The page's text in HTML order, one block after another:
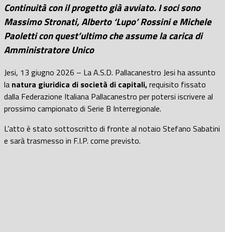
Continuità con il progetto già avviato. I soci sono
Massimo Stronati, Alberto ‘Lupo’ Rossini e Michele
Paoletti con quest’ultimo che assume la carica di
Amministratore Unico
Jesi, 13 giugno 2026 – La A.S.D. Pallacanestro Jesi ha assunto
la natura giuridica di società di capitali,requisito fissato
dalla Federazione Italiana Pallacanestro per potersi iscrivere al
prossimo campionato di Serie B Interregionale.
L’atto è stato sottoscritto di fronte al notaio Stefano Sabatini
e sarà trasmesso in F.I.P. come previsto.